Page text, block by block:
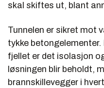
skal skiftes ut, blant
Tunnelen er sikret mot
tykke
fjellet er det isolasjon
løsningen blir beholdt,
brannskillevegger i